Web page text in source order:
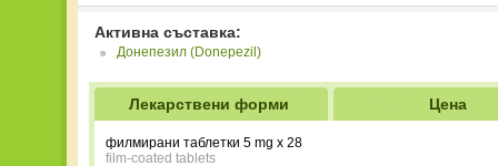
Активна съставка:
Донепезил (Donepezil)
Лекарствени форми Цена
филмирани таблетки 5 mg x 28
film-coated tablets